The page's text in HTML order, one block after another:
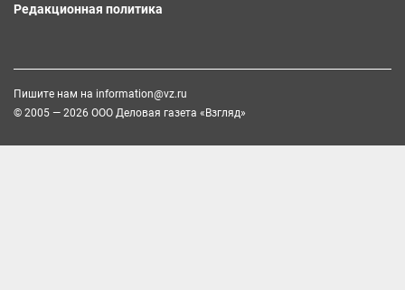
Редакционная политика
Пишите нам на information@vz.ru
© 2005 — 2026 ООО Деловая газета «Взгляд»